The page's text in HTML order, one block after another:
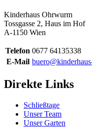
Kinderhaus Ohrwurm
Tossgasse 2, Haus im Hof
A-1150 Wien
Telefon 0677 64135338
E-Mail
Direkte Links
Schließtage
Unser Team
Unser Garten